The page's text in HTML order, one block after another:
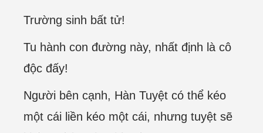
Trường sinh bất tử!
Tu hành con đường này, nhất định là cô
độc đấy!
Người bên cạnh, Hàn Tuyệt có thể kéo
một cái liền kéo một cái, nhưng tuyệt sẽ